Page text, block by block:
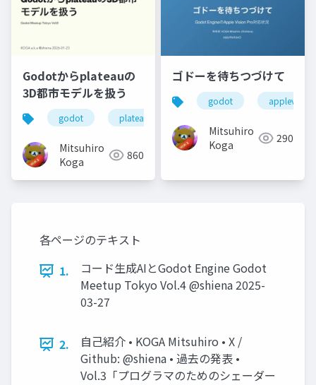
Godotからplateauの
3D都市モデルを扱う
godot plateau
Mitsuhiro
Koga
860
ゴドーを待ちつづけて
godot
Mitsuhiro
Koga
290
各ページのテキスト
1.
コード生成AIとGodot Engine Godot
Meetup Tokyo Vol.4 @shiena 2025-
03-27
2.
自己紹介 • KOGA Mitsuhiro • X /
Github: @shiena • 過去の発表 •
Vol.3「プログラマのためのシェーダー